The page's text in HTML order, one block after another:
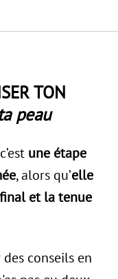
TON
peau
une étape
, alors qu’elle
et la tenue
conseils en